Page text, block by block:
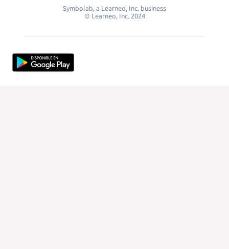
Symbolab, a Learneo, Inc. business
© Learneo, Inc. 2024